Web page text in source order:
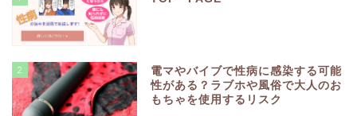
2
電マやバイブで性病に感染する可能
性がある？ラブホや風俗で大人のお
もちゃを使用するリスク